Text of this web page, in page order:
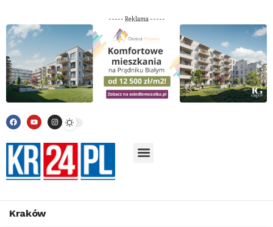
----- Reklama -----
Kraków